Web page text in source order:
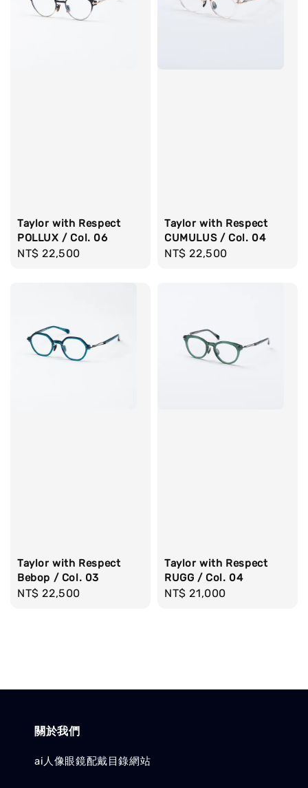
Taylor with Respect
POLLUX / Col. 06
Regular
NT$ 22,500
Taylor with Respect
CUMULUS / Col. 04
Regular
NT$ 22,500
Taylor with Respect
Bebop / Col. 03
Regular
NT$ 22,500
Taylor with Respect
RUGG / Col. 04
Regular
NT$ 21,000
關於我們
ai人像眼鏡配戴目錄網站